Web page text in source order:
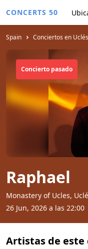
CONCERTS 50
Spain Conciertos en Uclés
Raphael
26 Jun, 2026 a las 22:00
Monastery of Ucles,
Concierto pasado
Artistas de este